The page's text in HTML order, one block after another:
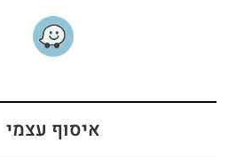
איסוף עצמי